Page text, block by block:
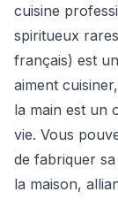
cuisine
spiritueux
français) est
aiment
la main est un
vie. Vous
de fabriquer
la maison,